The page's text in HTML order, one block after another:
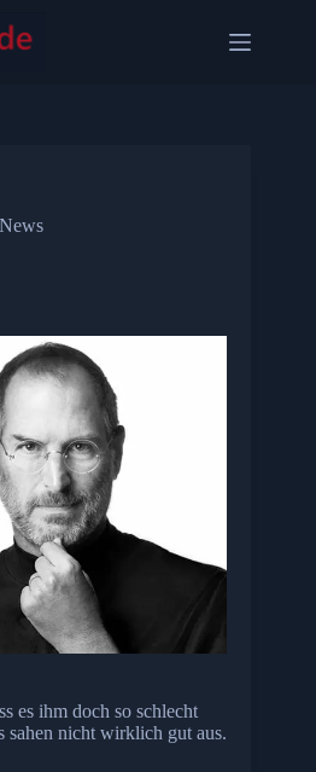
News
es ihm doch so schlecht
sahen nicht wirklich gut aus.